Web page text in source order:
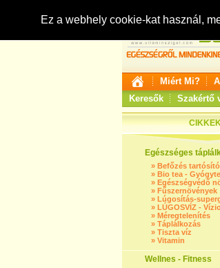
Ez a webhely cookie-kat használ,
Miért Mi?
Keresők
Szakértő
Egészséges
» Befőzés
» Bio tea -
» Egészségvédő
» Fűszernövények
» Lúgosítás-
» LÚGOSVÍZ -
» Méregtelenítés
» Táplálkozás
» Tiszta víz
» Vitamin
Wellnes - Fitness